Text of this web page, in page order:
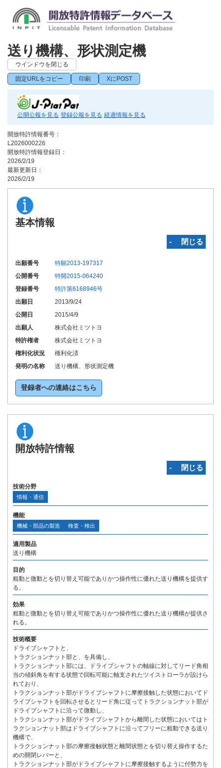
送り機構、形状測定機
ウインドウを閉じる
固定URLをコピー 印刷 XにPOST
公開公報を見る 登録公報を見る 経過情報を見る
開放特許情報番号：
L2026000226
開放特許情報登録日：
2026/2/19
最新更新日：
2026/2/19
基本情報
‐ 閉じる
出願番号
特願2013-197317
公開番号
特開2015-064240
登録番号
特許第6168946号
出願日
2013/9/24
公開日
2015/4/9
出願人
株式会社ミツトヨ
特許権者
株式会社ミツトヨ
権利化状況
権利化済
発明の名称
送り機構、形状測定機
登録者への連絡はこちら
開放特許情報
‐ 閉じる
技術分野
情報・通信
機能
機械・部品の製造 検査・検出
適用製品
送り機構
目的
粗動と微動とを切り替え可能でありかつ操作性に優れた送り機構を提供す
る。
効果
粗動と微動とを切り替え可能でありかつ操作性に優れた送り機構が提供さ
れる。
技術概要
ドライブシャフトと、
トラクションナット部と、を具備し、
トラクションナット部には、ドライブシャフトの軸線に対してリード角相
当の傾斜角を有する状態で回転可能に軸支されたツイストローラが設けら
れており、
トラクションナット部がドライブシャフトに摩擦接触した状態においてド
ライブシャフトを回転させるとリード角に従ってトラクションナット部が
ドライブシャフトに沿って微動し、
トラクションナット部がドライブシャフトから離間した状態においてはト
ラクションナット部はドライブシャフトに沿ってフリーに粗動できる送り
機構で、
トラクションナット部の摩擦接触状態と離間状態とを切り替え操作するた
めの開閉レバーと、
トラクションナット部がドライブシャフトに摩擦接触するように付勢力を